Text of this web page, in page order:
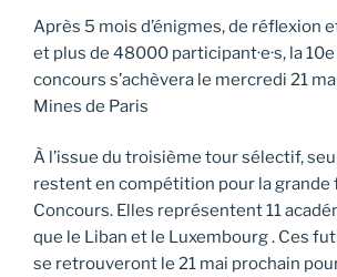
Après 5 mois d’énigmes, de réflexion
et plus de 48000 participant·e·s, la
concours s’achèvera le mercredi 21
Mines de Paris
À l’issue du troisième tour sélectif,
restent en compétition pour la grande
Concours. Elles représentent 11
que le Liban et le Luxembourg . Ces
se retrouveront le 21 mai prochain